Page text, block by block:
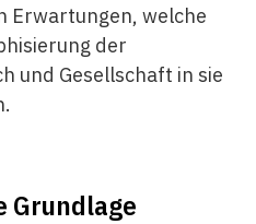
Erwartungen, welche
der
und Gesellschaft in sie
Grundlage